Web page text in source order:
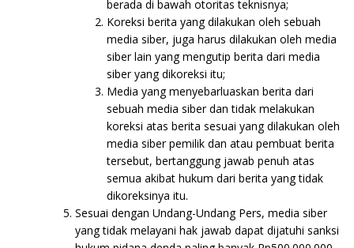
berada di bawah otoritas teknisnya;
Koreksi berita yang dilakukan oleh sebuah
media siber, juga harus dilakukan oleh media
siber lain yang mengutip berita dari media
siber yang dikoreksi itu;
Media yang menyebarluaskan berita dari
sebuah media siber dan tidak melakukan
koreksi atas berita sesuai yang dilakukan oleh
media siber pemilik dan atau pembuat berita
tersebut, bertanggung jawab penuh atas
semua akibat hukum dari berita yang tidak
dikoreksinya itu.
Sesuai dengan Undang-Undang Pers, media siber
yang tidak melayani hak jawab dapat dijatuhi sanksi